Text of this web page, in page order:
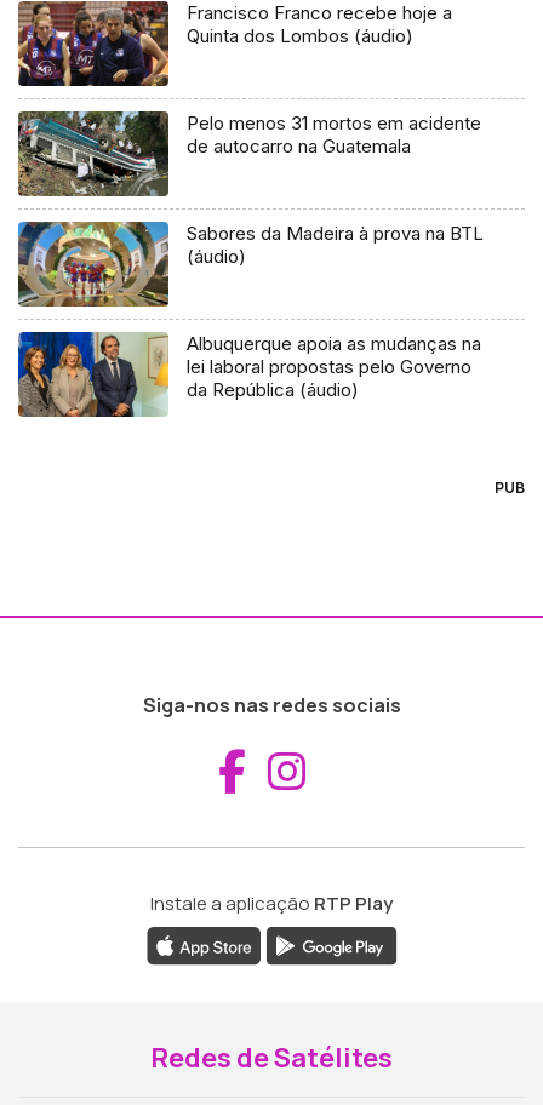
Francisco Franco recebe hoje a
Quinta dos Lombos (áudio)
Pelo menos 31 mortos em acidente
de autocarro na Guatemala
Sabores da Madeira à prova na BTL
(áudio)
Albuquerque apoia as mudanças na
lei laboral propostas pelo Governo
da República (áudio)
PUB
Siga-nos nas redes sociais
Aceder ao
Instale a aplicação RTP Play
Redes de Satélites